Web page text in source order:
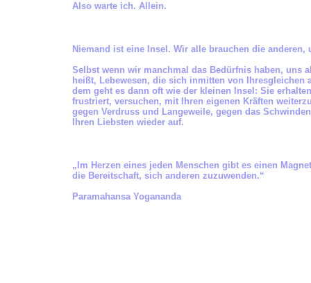
Also warte ich. Allein.
Niemand ist eine Insel. Wir alle brauchen die anderen,
Selbst wenn wir manchmal das Bedürfnis haben, uns
heißt, Lebewesen, die sich inmitten von Ihresgleichen
dem geht es dann oft wie der kleinen Insel: Sie
frustriert, versuchen, mit Ihren eigenen Kräften
gegen Verdruss und Langeweile, gegen das
Ihren Liebsten wieder auf.
„Im Herzen eines jeden Menschen gibt es einen
die Bereitschaft, sich anderen zuzuwenden.“
Paramahansa Yogananda